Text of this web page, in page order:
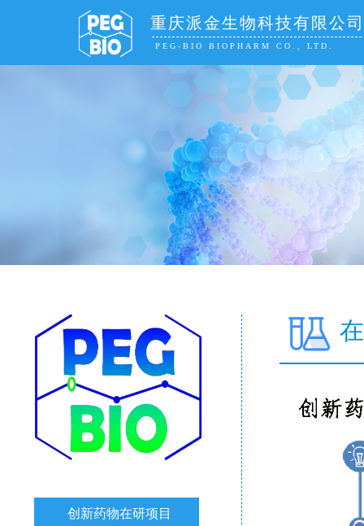
PEG-BIO BIOPHARM CO., LTD.
重庆派金生物科技有限公司
创新药物在研项目